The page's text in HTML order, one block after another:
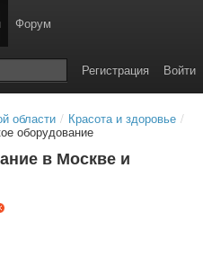
Форум
Войти
Регистрация
области / Красота и здоровье /
оборудование
в Москве и